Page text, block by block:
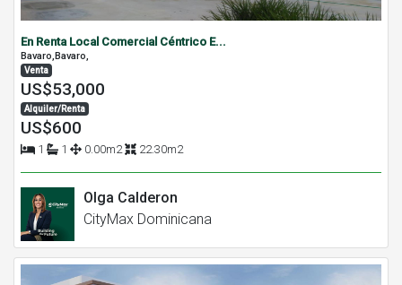
En Renta Local Comercial Céntrico E...
Bavaro,Bavaro,
Venta
US$53,000
Alquiler/Renta
US$600
1 1 0.00m2 22.30m2
Olga Calderon
CityMax Dominicana